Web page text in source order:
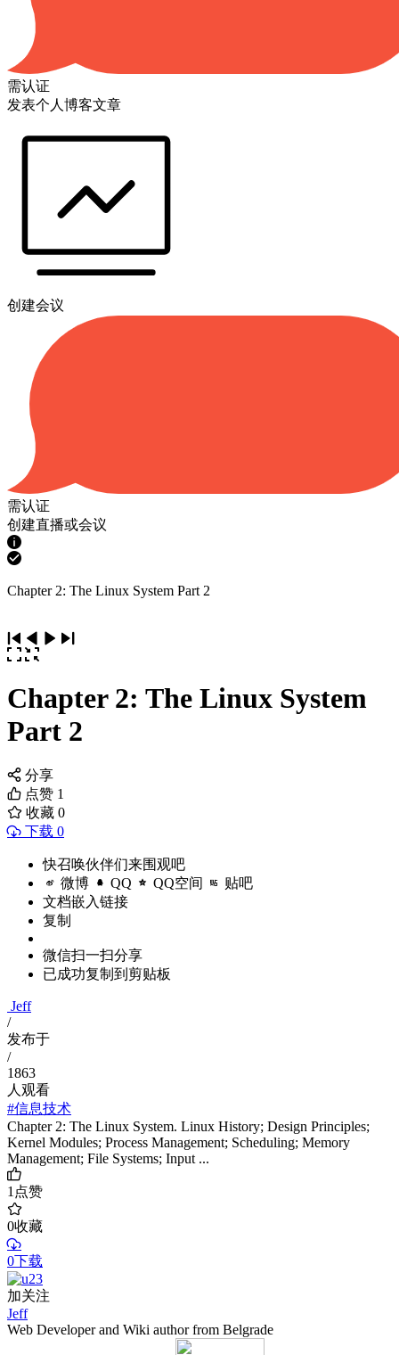
需认证
发表个人博客文章
创建会议
需认证
创建直播或会议
Chapter 2: The Linux System Part 2
Chapter 2: The Linux System
Part 2
分享
点赞 1
收藏 0
下载 0
快召唤伙伴们来围观吧
微博 QQ QQ空间 贴吧
文档嵌入链接
复制
微信扫一扫分享
已成功复制到剪贴板
Jeff
/
发布于
/
1863
人观看
#信息技术
Chapter 2: The Linux System. Linux History; Design Principles;
Kernel Modules; Process Management; Scheduling; Memory
Management; File Systems; Input ...
1点赞
0收藏
0下载
加关注
Jeff
Web Developer and Wiki author from Belgrade